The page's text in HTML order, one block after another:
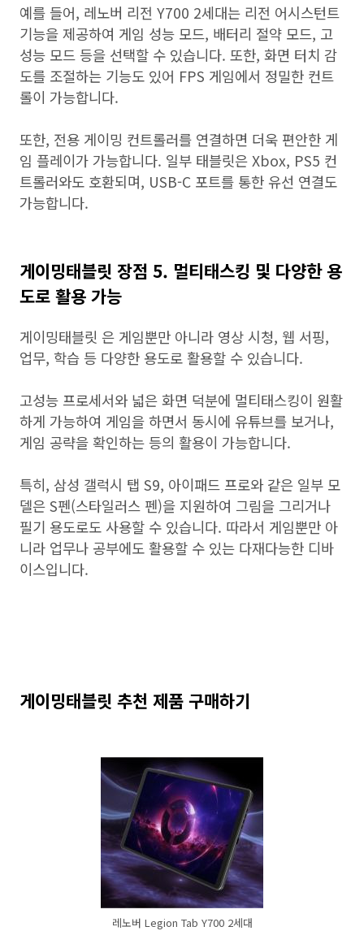
예를 들어, 레노버 리전 Y700 2세대는 리전 어시스턴트
기능을 제공하여 게임 성능 모드, 배터리 절약 모드, 고
성능 모드 등을 선택할 수 있습니다. 또한, 화면 터치 감
도를 조절하는 기능도 있어 FPS 게임에서 정밀한 컨트
롤이 가능합니다.
또한, 전용 게이밍 컨트롤러를 연결하면 더욱 편안한 게
임 플레이가 가능합니다. 일부 태블릿은 Xbox, PS5 컨
트롤러와도 호환되며, USB-C 포트를 통한 유선 연결도
가능합니다.
게이밍태블릿 장점 5. 멀티태스킹 및 다양한 용
도로 활용 가능
게이밍태블릿 은 게임뿐만 아니라 영상 시청, 웹 서핑,
업무, 학습 등 다양한 용도로 활용할 수 있습니다.
고성능 프로세서와 넓은 화면 덕분에 멀티태스킹이 원활
하게 가능하여 게임을 하면서 동시에 유튜브를 보거나,
게임 공략을 확인하는 등의 활용이 가능합니다.
특히, 삼성 갤럭시 탭 S9, 아이패드 프로와 같은 일부 모
델은 S펜(스타일러스 펜)을 지원하여 그림을 그리거나
필기 용도로도 사용할 수 있습니다. 따라서 게임뿐만 아
니라 업무나 공부에도 활용할 수 있는 다재다능한 디바
이스입니다.
게이밍태블릿 추천 제품 구매하기
레노버 Legion Tab Y700 2세대